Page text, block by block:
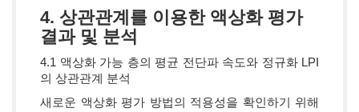
4. 상관관계를 이용한 액상화 평가
결과 및 분석
4.1 액상화 가능 층의 평균 전단파 속도와 정규화 LPI
의 상관관계 분석
새로운 액상화 평가 방법의 적용성을 확인하기 위해